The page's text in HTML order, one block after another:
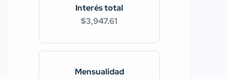
Mensualidad
Interés total
$3,947.61